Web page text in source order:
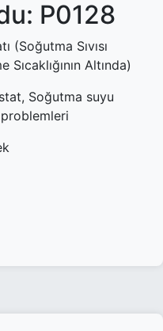
P0128
(Soğutma Sıvısı
Sıcaklığının Altında)
Soğutma suyu